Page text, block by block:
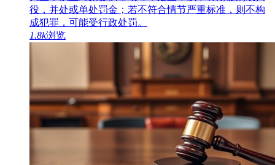
役，并处或单处罚金；若不符合情节严重标准，则不构
成犯罪，可能受行政处罚。
1.8k浏览